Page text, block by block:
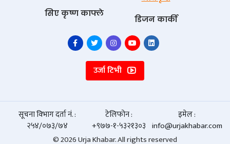
सिए कृष्ण काफ्ले
डिजन कार्की
उर्जा टिभी
सूचना विभाग दर्ता नं. :
२५४/०७३/७४
टेलिफोन :
+९७७-१-५३२१३०३
इमेल :
info@urjakhabar.com
© 2026 Urja Khabar. All rights reserved